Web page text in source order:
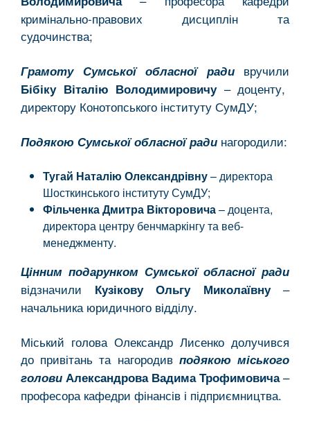
кримінально-правових дисциплін та
судочинства;
Грамоту Сумської обласної ради вручили
Бібіку Віталію Володимировичу– доценту,
директору Конотопського інституту СумДУ;
Подякою Сумської обласної ради нагородили:
Тугай Наталію Олександрівну– директора
Шосткинського інституту СумДУ;
Фільченка Дмитра Вікторовича– доцента,
директора центру бенчмаркінгу та веб-
менеджменту.
Цінним подарунком Сумської обласної ради
відзначили Кузікову Ольгу Миколаївну–
начальника юридичного відділу.
Міський голова Олександр Лисенко долучився
до привітань та нагородив подякою міського
голови Александрова Вадима Трофимовича–
професора кафедри фінансів і підприємництва.